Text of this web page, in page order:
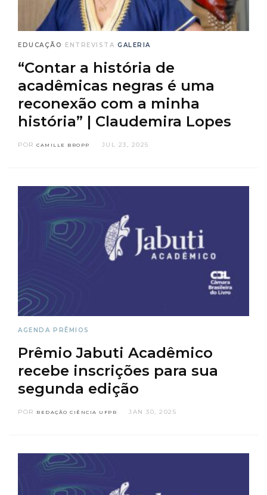
EDUCAÇÃO ENTREVISTA GALERIA
“Contar a história de
acadêmicas negras é uma
reconexão com a minha
história” | Claudemira Lopes
POR CAMILLE BROPP JUL 23, 2025
AGENDA PRÊMIOS
Prêmio Jabuti Acadêmico
recebe inscrições para sua
segunda edição
POR REDAÇÃO CIÊNCIA UFPR JAN 30, 2025